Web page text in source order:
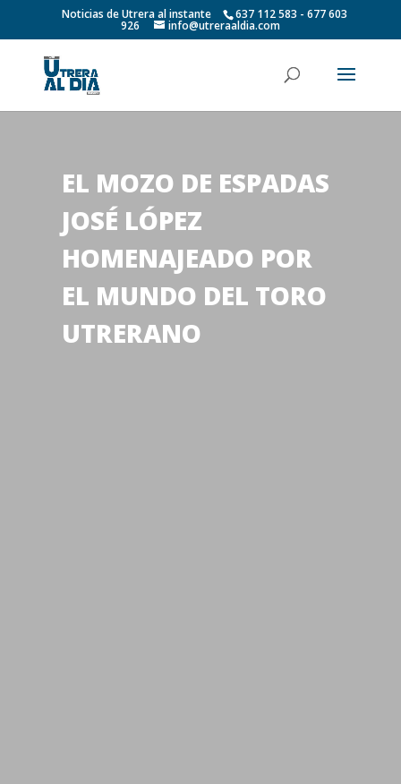
Noticias de Utrera al instante 637 112 583 - 677 603
926 info@utreraaldia.com
EL MOZO DE ESPADAS
JOSÉ LÓPEZ
HOMENAJEADO POR
EL MUNDO DEL TORO
UTRERANO